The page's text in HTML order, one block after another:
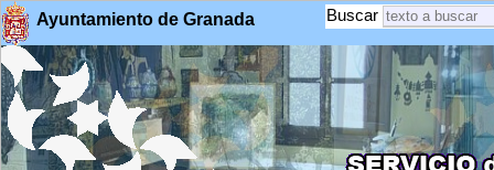
Ayuntamiento de Granada Buscar